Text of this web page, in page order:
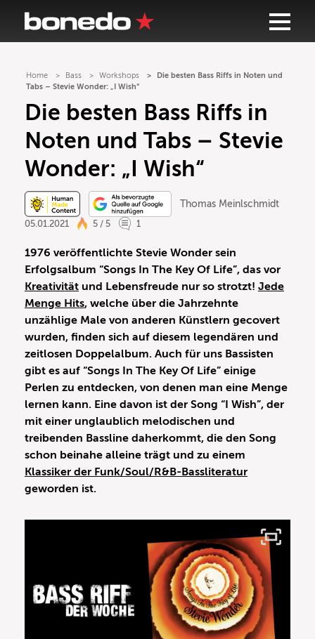
Home Bass Workshops
Die besten Bass Riffs in Noten und
Tabs – Stevie Wonder: „I Wish“
Die besten Bass Riffs in
Noten und Tabs – Stevie
Wonder: „I Wish“
Thomas Meinlschmidt
05.01.2021
5 / 5 1
1976 veröffentlichte Stevie Wonder sein
Erfolgsalbum “Songs In The Key Of Life”, das vor
Kreativität und Lebensfreude nur so strotzt! Jede
Menge Hits, welche über die Jahrzehnte
unzählige Male von anderen Künstlern gecovert
wurden, finden sich auf diesem legendären und
zeitlosen Doppelalbum. Auch für uns Bassisten
gibt es auf “Songs In The Key Of Life” einige
Perlen zu entdecken, von denen man eine Menge
lernen kann. Eine davon ist der Song “I Wish”, der
mit einer unglaublich melodischen und
treibenden Bassline daherkommt, die den Song
schon beinahe alleine trägt und zu einem
Klassiker der Funk/Soul/R&B-Bassliteratur
geworden ist.